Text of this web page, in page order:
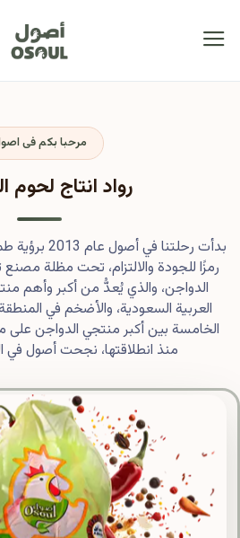
مرحبا بكم فى
رواد انتاج لحوم
بدأت رحلتنا
رمزًا للجودة والالتزام، تحت مظلة
الدواجن، والذي يُعدُّ من أكبر وأهم
العربية السعودية، والأضخم في
الخامسة بين أكبر منتجي الدواجن
منذ انطلاقتها، نجحت أصول في